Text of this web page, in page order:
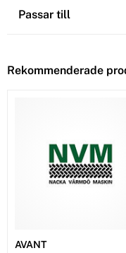
Passar till
Rekommenderade
AVANT